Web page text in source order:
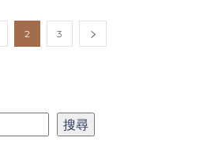
2 3
搜尋